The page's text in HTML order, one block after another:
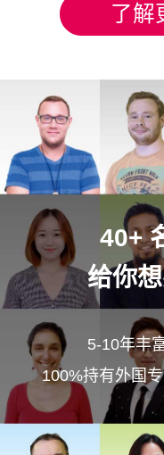
了解
40+
给你
5-10年丰
100%持有外国